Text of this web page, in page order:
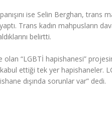
ise Selin Berghan, trans
Trans kadın mahpusların
belirtti.
olan “LGBTİ hapishanesi”
kabul ettiği tek yer hapishaneler.
dışında sorunlar var” dedi.